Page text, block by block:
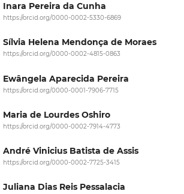
Inara Pereira da Cunha
https://orcid.org/0000-0002-5330-6869
Sílvia Helena Mendonça de Moraes
https://orcid.org/0000-0002-4815-0863
Ewângela Aparecida Pereira
https://orcid.org/0000-0001-7906-7715
Maria de Lourdes Oshiro
https://orcid.org/0000-0002-7914-4773
André Vinicius Batista de Assis
https://orcid.org/0000-0002-7725-3415
Juliana Dias Reis Pessalacia